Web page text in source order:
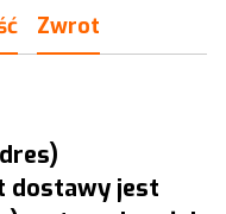
Zwrot
dostawy jest